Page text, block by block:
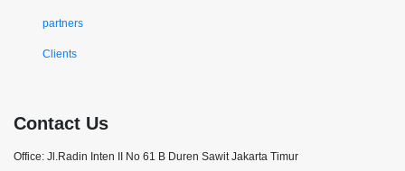
partners
Clients
Contact Us
Office: Jl.Radin Inten II No 61 B Duren Sawit Jakarta Timur